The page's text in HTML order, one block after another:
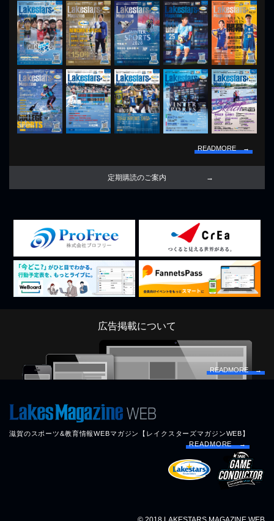
READMORE →
定期購読のご案内
広告掲載について
READMORE →
滋賀のスポーツ&教育情報WEBマガジン【レイクスターズマガジンWEB】
READMORE →